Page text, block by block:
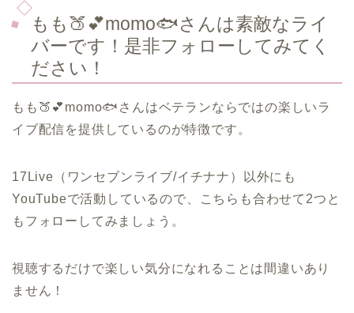
もも🍑💕momo🐟さんは素敵なライ
バーです！是非フォローしてみてく
ださい！
もも🍑💕momo🐟さんはベテランならではの楽しいラ
イブ配信を提供しているのが特徴です。
17Live（ワンセブンライブ/イチナナ）以外にも
YouTubeで活動しているので、こちらも合わせて2つと
もフォローしてみましょう。
視聴するだけで楽しい気分になれることは間違いあり
ません！